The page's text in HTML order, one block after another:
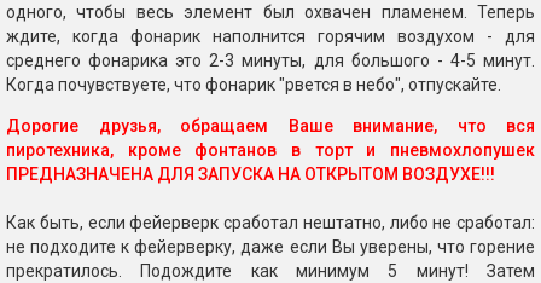
одного, чтобы весь элемент был охвачен пламенем. Теперь
ждите, когда фонарик наполнится горячим воздухом - для
среднего фонарика это 2-3 минуты, для большого - 4-5 минут.
Когда почувствуете, что фонарик "рвется в небо", отпускайте.
Дорогие друзья, обращаем Ваше внимание, что вся
пиротехника, кроме фонтанов в торт и пневмохлопушек
ПРЕДНАЗНАЧЕНА ДЛЯ ЗАПУСКА НА ОТКРЫТОМ ВОЗДУХЕ!!!
Как быть, если фейерверк сработал нештатно, либо не сработал:
не подходите к фейерверку, даже если Вы уверены, что горение
прекратилось. Подождите как минимум 5 минут! Затем